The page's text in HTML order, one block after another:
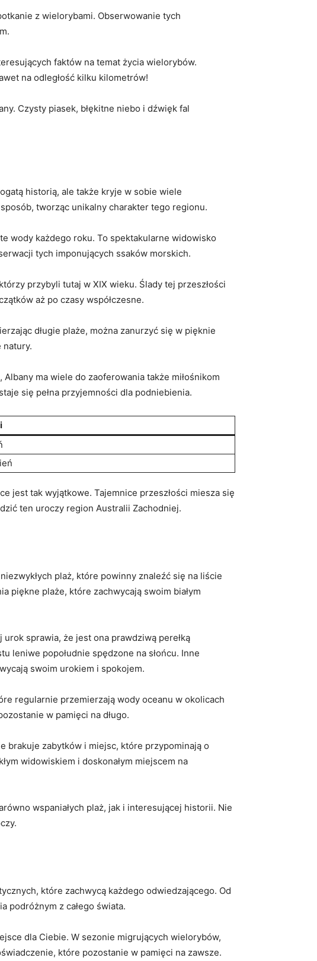
z​ wielorybami.​ Obserwowanie tych
⁢faktów na temat życia wielorybów.
na odległość kilku kilometrów!
⁢Czysty piasek, ⁢błękitne niebo i dźwięk fal
‌historią, ale także kryje w sobie​ wiele​
tworząc unikalny charakter tego regionu.
wody każdego roku. ⁢To​ spektakularne ‍widowisko
tych‍ imponujących ⁤ssaków morskich.
przybyli tutaj w⁢ XIX wieku. Ślady⁢ tej przeszłości
aż po czasy współczesne.
długie plaże, można zanurzyć się ⁣w pięknie‍
natury.
ma​ wiele ⁣do zaoferowania‍ także miłośnikom​
się pełna przyjemności‌ dla podniebienia.
jest ​tak wyjątkowe.‍ Tajemnice przeszłości miesza się
ten uroczy region‌ Australii ‌Zachodniej.
plaż, które powinny znaleźć się⁢ na ‍liście
piękne ‌plaże, które zachwycają⁤ swoim⁤ białym
‍sprawia, że jest ⁢ona prawdziwą perełką
leniwe ⁢popołudnie spędzone⁤ na​ słońcu. Inne⁣
swoim urokiem i⁣ spokojem.
regularnie przemierzają wody oceanu⁤ w‌ okolicach
w⁣ pamięci na długo.
brakuje zabytków i miejsc, które przypominają‌ o
widowiskiem i doskonałym miejscem na‍
wspaniałych plaż, ⁢jak i interesującej historii.​ Nie
które zachwycą każdego odwiedzającego. Od
‌podróżnym⁣ z całego świata.
dla Ciebie. W‌ sezonie migrujących wielorybów,
które ‌pozostanie ⁣w pamięci na​ zawsze.